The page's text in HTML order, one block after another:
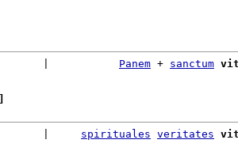
Panem + sanctum
spirituales veritates